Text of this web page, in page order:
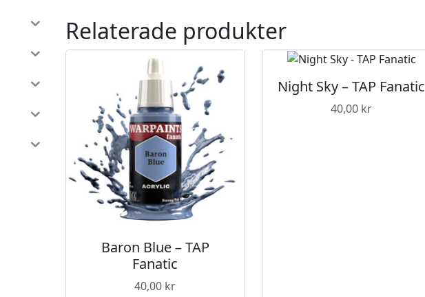
F
a
n
a
t
Relaterade produkter
Baron Blue – TAP
Fanatic
40,00 kr
Night Sky – TAP Fanatic
40,00 kr